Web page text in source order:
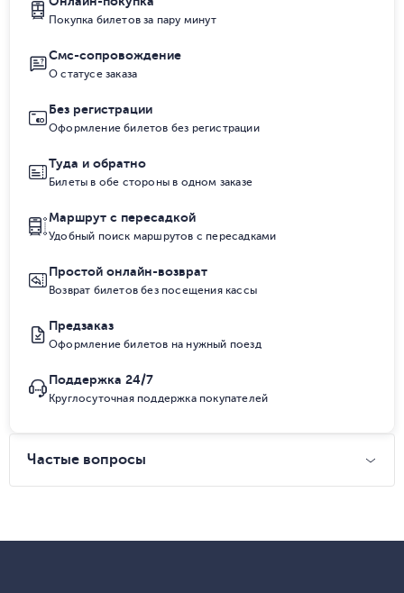
Покупка билетов за пару минут
Смс-сопровождение
О статусе заказа
Без регистрации
Оформление билетов без регистрации
Туда и обратно
Билеты в обе стороны в одном заказе
Маршрут с пересадкой
Удобный поиск маршрутов с пересадками
Простой онлайн-возврат
Возврат билетов без посещения кассы
Предзаказ
Оформление билетов на нужный поезд
Поддержка 24/7
Круглосуточная поддержка покупателей
Частые вопросы